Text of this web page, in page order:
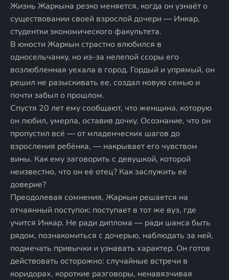
Жизнь Жаркына резко меняется, когда он узнаёт о
существовании своей взрослой дочери — Инкар,
студентки экономического факультета.
В юности Жаркын страстно влюбился в
односельчанку, но из-за нелепой ссоры его
возлюбленная уехала в город. Гордый и упрямый, он
решил не разыскивать ее, создал новую семью и
почти забыл о прошлом.
Спустя 20 лет ему сообщают, что женщина, которую
он любил, умерла, оставив дочку. Осознание, что он
пропустил всё — от младенческих шагов до
взросления ребёнка, — накрывает его чувством
вины. Как ему заговорить с девушкой, которой
неизвестно, что он её отец? Как заслужить её
доверие?
Преодолевая сомнения, Жаркын решается на
отчаянный поступок: поступает в тот же вуз, где
учится Инкар. Не ради диплома — ради шанса быть
рядом, познакомиться с дочерью, наблюдать за ней,
подмечать привычки и узнавать характер. Он готов
действовать осторожно: случайные встречи в
коридорах, короткие разговоры, ненавязчивая